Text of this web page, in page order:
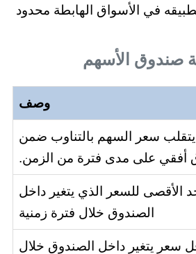
في الأسواق الهابطة محدود
صندوق الأسهم
وصف
سعر السهم بالتناوب ضمن
أفقي على مدى فترة من الزمن.
الأقصى للسعر الذي يتغير داخل
الصندوق خلال فترة زمنية
سعر يتغير داخل الصندوق خلال